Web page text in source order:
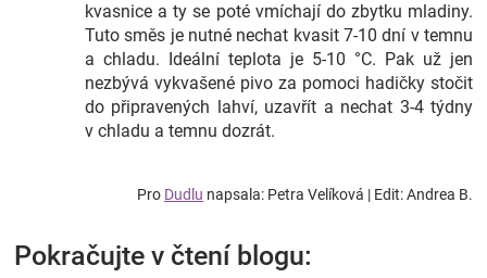
kvasnice a ty se poté vmíchají do zbytku mladiny.
Tuto směs je nutné nechat kvasit 7-10 dní v temnu
a chladu. Ideální teplota je 5-10 °C. Pak už jen
nezbývá vykvašené pivo za pomoci hadičky stočit
do připravených lahví, uzavřít a nechat 3-4 týdny
v chladu a temnu dozrát.
Pro Dudlu napsala: Petra Velíková | Edit: Andrea B.
Pokračujte v čtení blogu: